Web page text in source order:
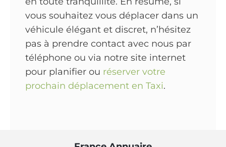
vous souhaitez vous déplacer dans un
véhicule élégant et discret, n’hésitez
pas à prendre contact avec nous par
téléphone ou via notre site internet
pour planifier ou réserver votre
prochain déplacement en Taxi.